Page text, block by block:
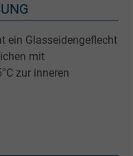
ein Glasseidengeflecht
mit
zur inneren